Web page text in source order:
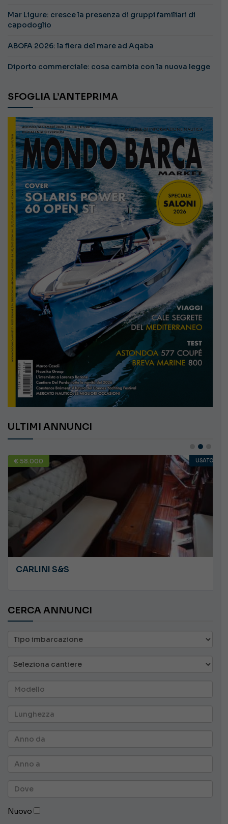
Mar Ligure: cresce la presenza di gruppi familiari di
capodoglio
ABOFA 2026: la fiera del mare ad Aqaba
Diporto commerciale: cosa cambia con la nuova legge
SFOGLIA L’ANTEPRIMA
ULTIMI ANNUNCI
€ 58.000 USATO
CARLINI S&S
CERCA ANNUNCI
Nuovo